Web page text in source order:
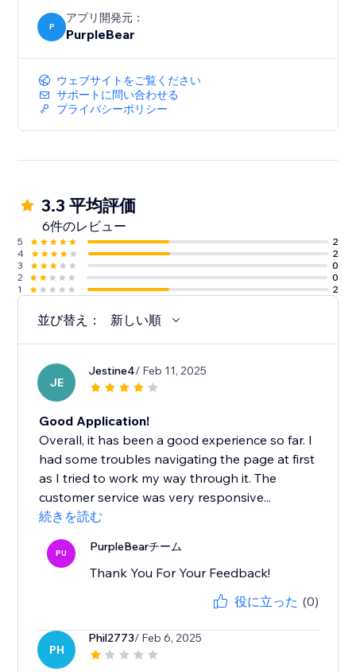
P
アプリ開発元：
PurpleBear
ウェブサイトをご覧ください
サポートに問い合わせる
プライバシーポリシー
3.3 平均評価
6件のレビュー
5
2
4
2
3
0
2
0
1
2
並び替え： 新しい順
JE
Jestine4/ Feb 11, 2025
Good Application!
Overall, it has been a good experience so far. I
had some troubles navigating the page at first
as I tried to work my way through it. The
customer service was very responsive...
続きを読む
PU PurpleBearチーム
Thank You For Your Feedback!
役に立った (0)
PH
Phil2773/ Feb 6, 2025